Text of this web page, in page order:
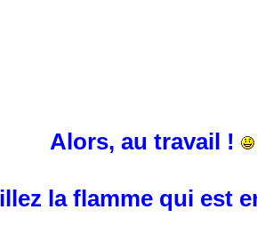
Alors, au travail !
la flamme qui est